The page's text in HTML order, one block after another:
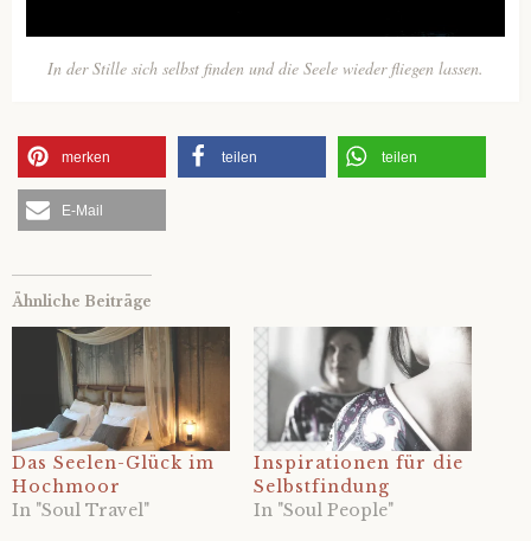
In der Stille sich selbst finden und die Seele wieder fliegen lassen.
merken teilen teilen
E-Mail
Ähnliche Beiträge
Das Seelen-Glück im
Hochmoor
In "Soul Travel"
Inspirationen für die
Selbstfindung
In "Soul People"